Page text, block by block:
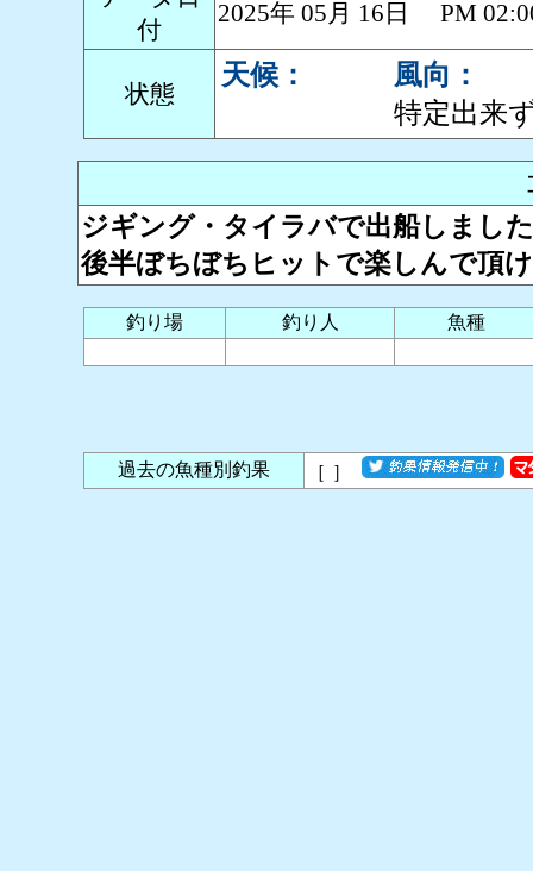
付
2025年 05月 16日 PM
状態
天候：
風向：
特定出来
ジギング・タイラバで出船しまし
後半ぼちぼちヒットで楽しんで頂
釣り場 釣り人 魚種
過去の魚種別釣果 ［ ］